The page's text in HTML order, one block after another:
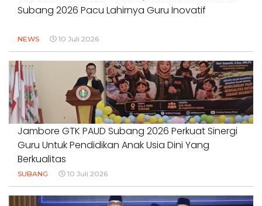
Subang 2026 Pacu Lahirnya Guru Inovatif
NEWS 10 Juli 2026
Jambore GTK PAUD Subang 2026 Perkuat Sinergi
Guru Untuk Pendidikan Anak Usia Dini Yang
Berkualitas
SUBANG 10 Juli 2026